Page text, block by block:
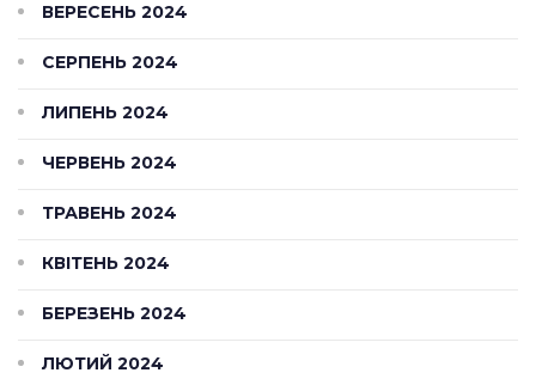
ВЕРЕСЕНЬ 2024
СЕРПЕНЬ 2024
ЛИПЕНЬ 2024
ЧЕРВЕНЬ 2024
ТРАВЕНЬ 2024
КВІТЕНЬ 2024
БЕРЕЗЕНЬ 2024
ЛЮТИЙ 2024